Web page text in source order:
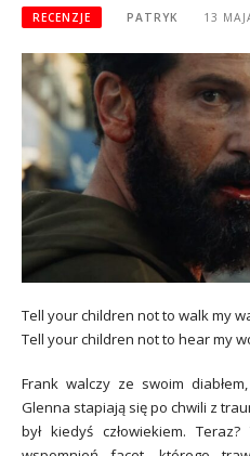
RECENZJE PATRYK 13
Tell your children not to walk my
Tell your children not to hear my
Frank walczy ze swoim
Glenna stapiają się po chwili z
był kiedyś człowiekiem.